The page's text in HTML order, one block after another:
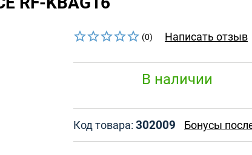
(0) Написать отзыв
В наличии
Код товара: 302009 Бонусы